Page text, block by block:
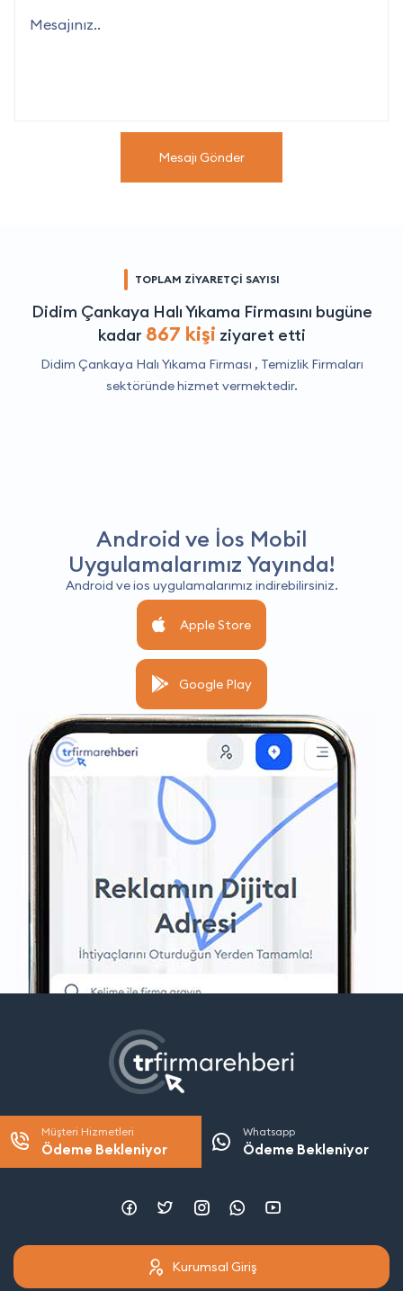
Mesajı Gönder
TOPLAM ZİYARETÇİ SAYISI
Didim Çankaya Halı Yıkama Firmasını bugüne
kadar 867 kişi ziyaret etti
Didim Çankaya Halı Yıkama Firması , Temizlik Firmaları
sektöründe hizmet vermektedir.
Android ve İos Mobil
Uygulamalarımız Yayında!
Android ve ios uygulamalarımız indirebilirsiniz.
Apple Store
Google Play
Müşteri Hizmetleri
Ödeme Bekleniyor
Whatsapp
Ödeme Bekleniyor
Kurumsal Giriş